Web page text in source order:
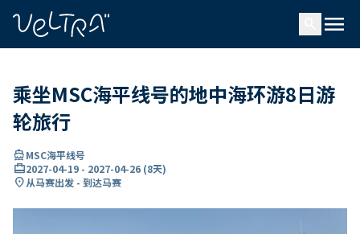
menu
乘坐MSC海平线号的地中海环游8日游
轮旅行
directions_boatMSC海平线号
card_travel2027-04-19 - 2027-04-26 (8天)
location_on从马赛出发 - 到达马赛